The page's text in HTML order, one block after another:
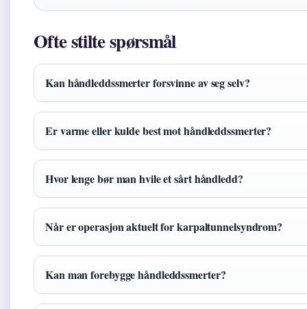
Ofte stilte spørsmål
Kan håndleddssmerter forsvinne av seg selv?
Er varme eller kulde best mot håndleddssmerter?
Hvor lenge bør man hvile et sårt håndledd?
Når er operasjon aktuelt for karpaltunnelsyndrom?
Kan man forebygge håndleddssmerter?